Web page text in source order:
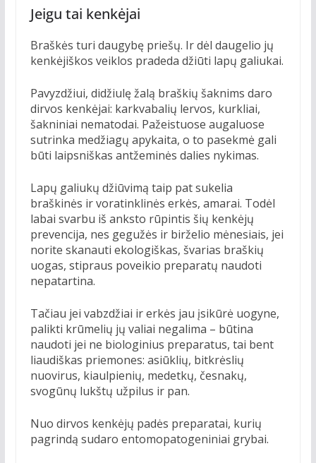
Jeigu tai kenkėjai
Braškės turi daugybę priešų. Ir dėl daugelio jų
kenkėjiškos veiklos pradeda džiūti lapų galiukai.
Pavyzdžiui, didžiulę žalą braškių šaknims daro
dirvos kenkėjai: karkvabalių lervos, kurkliai,
šakniniai nematodai. Pažeistuose augaluose
sutrinka medžiagų apykaita, o to pasekmė gali
būti laipsniškas antžeminės dalies nykimas.
Lapų galiukų džiūvimą taip pat sukelia
braškinės ir voratinklinės erkės, amarai. Todėl
labai svarbu iš anksto rūpintis šių kenkėjų
prevencija, nes gegužės ir birželio mėnesiais, jei
norite skanauti ekologiškas, švarias braškių
uogas, stipraus poveikio preparatų naudoti
nepatartina.
Tačiau jei vabzdžiai ir erkės jau įsikūrė uogyne,
palikti krūmelių jų valiai negalima – būtina
naudoti jei ne biologinius preparatus, tai bent
liaudiškas priemones: asiūklių, bitkrėslių
nuovirus, kiaulpienių, medetkų, česnakų,
svogūnų lukštų užpilus ir pan.
Nuo dirvos kenkėjų padės preparatai, kurių
pagrindą sudaro entomopatogeniniai grybai.